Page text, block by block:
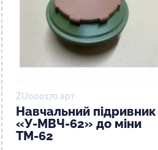
ZU00017о арт
Навчальний підривник
«У-МВЧ-62» до міни
ТМ-62